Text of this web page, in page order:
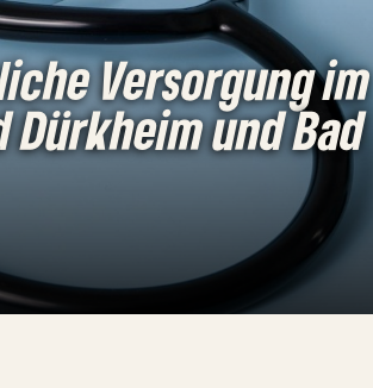
Versorgung im
Dürkheim und Bad